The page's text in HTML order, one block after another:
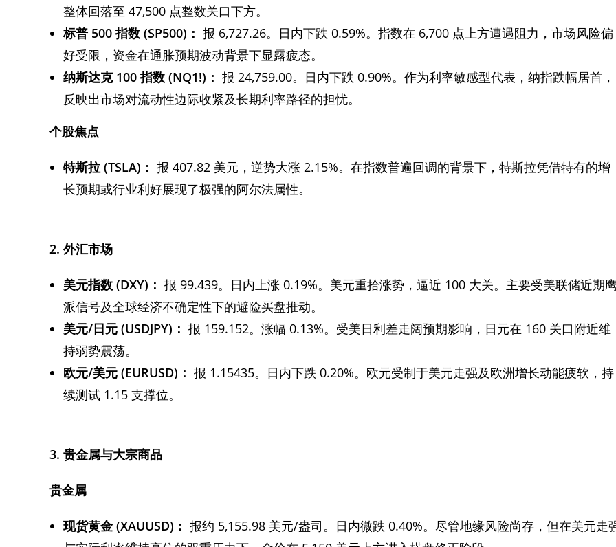
整体回落至 47,500 点整数关口下方。
标普 500 指数 (SP500)： 报 6,727.26。日内下跌 0.59%。指数在 6,700 点上方遭遇阻力，市场风险偏
好受限，资金在通胀预期波动背景下显露疲态。
纳斯达克 100 指数 (NQ1!)： 报 24,759.00。日内下跌 0.90%。作为利率敏感型代表，纳指跌幅居首，
反映出市场对流动性边际收紧及长期利率路径的担忧。
个股焦点
特斯拉 (TSLA)： 报 407.82 美元，逆势大涨 2.15%。在指数普遍回调的背景下，特斯拉凭借特有的增
长预期或行业利好展现了极强的阿尔法属性。
2. 外汇市场
美元指数 (DXY)： 报 99.439。日内上涨 0.19%。美元重拾涨势，逼近 100 大关。主要受美联储近期
派信号及全球经济不确定性下的避险买盘推动。
美元/日元 (USDJPY)： 报 159.152。涨幅 0.13%。受美日利差走阔预期影响，日元在 160 关口附近维
持弱势震荡。
欧元/美元 (EURUSD)： 报 1.15435。日内下跌 0.20%。欧元受制于美元走强及欧洲增长动能疲软，持
续测试 1.15 支撑位。
3. 贵金属与大宗商品
贵金属
现货黄金 (XAUUSD)： 报约 5,155.98 美元/盎司。日内微跌 0.40%。尽管地缘风险尚存，但在美元走